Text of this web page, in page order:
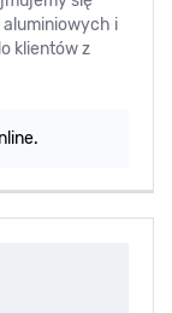
i
klientów z